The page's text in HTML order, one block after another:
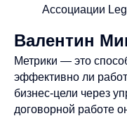
Ассоциации
Валентин
Метрики — это
эффективно ли
бизнес-цели через
договорной работе